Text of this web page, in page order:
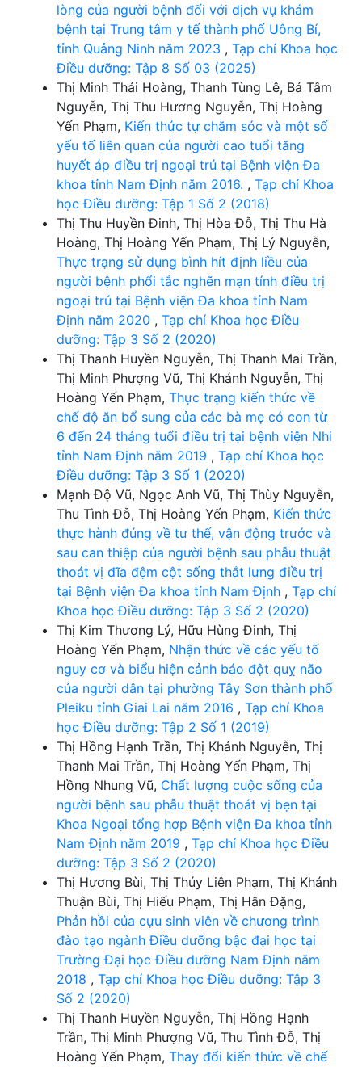
lòng của người bệnh đối với dịch vụ khám
bệnh tại Trung tâm y tế thành phố Uông Bí,
tỉnh Quảng Ninh năm 2023 , Tạp chí Khoa học
Điều dưỡng: Tập 8 Số 03 (2025)
Thị Minh Thái Hoàng, Thanh Tùng Lê, Bá Tâm
Nguyễn, Thị Thu Hương Nguyễn, Thị Hoàng
Yến Phạm, Kiến thức tự chăm sóc và một số
yếu tố liên quan của người cao tuổi tăng
huyết áp điều trị ngoại trú tại Bệnh viện Đa
khoa tỉnh Nam Định năm 2016. , Tạp chí Khoa
học Điều dưỡng: Tập 1 Số 2 (2018)
Thị Thu Huyền Đinh, Thị Hòa Đỗ, Thị Thu Hà
Hoàng, Thị Hoàng Yến Phạm, Thị Lý Nguyễn,
Thực trạng sử dụng bình hít định liều của
người bệnh phổi tắc nghẽn mạn tính điều trị
ngoại trú tại Bệnh viện Đa khoa tỉnh Nam
Định năm 2020 , Tạp chí Khoa học Điều
dưỡng: Tập 3 Số 2 (2020)
Thị Thanh Huyền Nguyễn, Thị Thanh Mai Trần,
Thị Minh Phượng Vũ, Thị Khánh Nguyễn, Thị
Hoàng Yến Phạm, Thực trạng kiến thức về
chế độ ăn bổ sung của các bà mẹ có con từ
6 đến 24 tháng tuổi điều trị tại bệnh viện Nhi
tỉnh Nam Định năm 2019 , Tạp chí Khoa học
Điều dưỡng: Tập 3 Số 1 (2020)
Mạnh Độ Vũ, Ngọc Anh Vũ, Thị Thùy Nguyễn,
Thu Tình Đỗ, Thị Hoàng Yến Phạm, Kiến thức
thực hành đúng về tư thế, vận động trước và
sau can thiệp của người bệnh sau phẫu thuật
thoát vị đĩa đệm cột sống thắt lưng điều trị
tại Bệnh viện Đa khoa tỉnh Nam Định , Tạp chí
Khoa học Điều dưỡng: Tập 3 Số 2 (2020)
Thị Kim Thương Lý, Hữu Hùng Đinh, Thị
Hoàng Yến Phạm, Nhận thức về các yếu tố
nguy cơ và biểu hiện cảnh báo đột quỵ não
của người dân tại phường Tây Sơn thành phố
Pleiku tỉnh Giai Lai năm 2016 , Tạp chí Khoa
học Điều dưỡng: Tập 2 Số 1 (2019)
Thị Hồng Hạnh Trần, Thị Khánh Nguyễn, Thị
Thanh Mai Trần, Thị Hoàng Yến Phạm, Thị
Hồng Nhung Vũ, Chất lượng cuộc sống của
người bệnh sau phẫu thuật thoát vị bẹn tại
Khoa Ngoại tổng hợp Bệnh viện Đa khoa tỉnh
Nam Định năm 2019 , Tạp chí Khoa học Điều
dưỡng: Tập 3 Số 2 (2020)
Thị Hương Bùi, Thị Thúy Liên Phạm, Thị Khánh
Thuận Bùi, Thị Hiếu Phạm, Thị Hân Đặng,
Phản hồi của cựu sinh viên về chương trình
đào tạo ngành Điều dưỡng bậc đại học tại
Trường Đại học Điều dưỡng Nam Định năm
2018 , Tạp chí Khoa học Điều dưỡng: Tập 3
Số 2 (2020)
Thị Thanh Huyền Nguyễn, Thị Hồng Hạnh
Trần, Thị Minh Phượng Vũ, Thu Tình Đỗ, Thị
Hoàng Yến Phạm, Thay đổi kiến thức về chế